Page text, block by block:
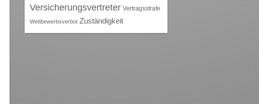
Versicherungsvertreter Vertragsstrafe
Wettbewerbsverbot Zuständigkeit